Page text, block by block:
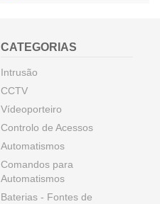
CATEGORIAS
Intrusão
CCTV
Vídeoporteiro
Controlo de Acessos
Automatismos
Comandos para
Automatismos
Baterias - Fontes de